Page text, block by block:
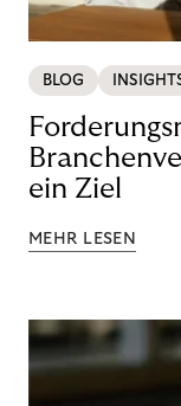
BLOG
ein Ziel
MEHR LESEN